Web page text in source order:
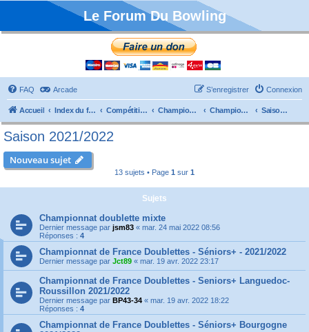
Le Forum Du Bowling
FAQ Arcade Connexion
S’enregistrer
Accueil Index du forum Compétitions Championnats de France Championnat Doublettes Saison 2021/2022
Saison 2021/2022
Nouveau sujet
13 sujets • Page 1 sur 1
Sujets
Championnat doublette mixte
Dernier message par jsm83 « mar. 24 mai 2022 08:56
Réponses : 4
Championnat de France Doublettes - Séniors+ - 2021/2022
Dernier message par Jct89 « mar. 19 avr. 2022 23:17
Championnat de France Doublettes - Seniors+ Languedoc-
Roussillon 2021/2022
Dernier message par BP43-34 « mar. 19 avr. 2022 18:22
Réponses : 4
Championnat de France Doublettes - Séniors+ Bourgogne